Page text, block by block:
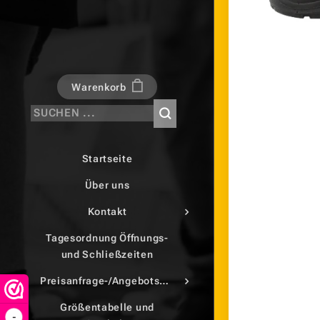
-
Warenkorb
Startseite
Über uns
Kontakt
Tagesordnung Öffnungs-
und Schließzeiten
Preisanfrage-/Angebotsdruck
Größentabelle und